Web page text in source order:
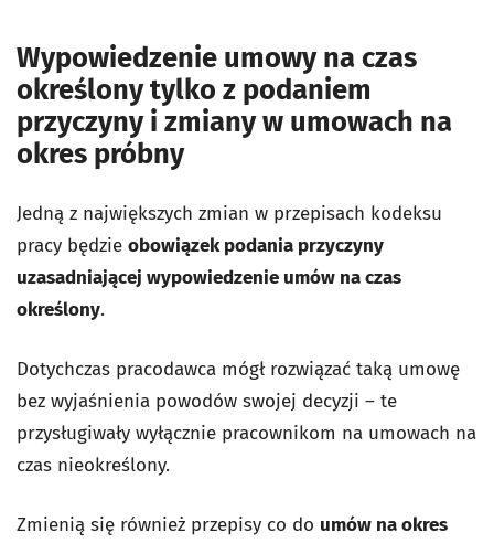
Wypowiedzenie umowy na czas
określony tylko z podaniem
przyczyny i zmiany w umowach na
okres próbny
Jedną z największych zmian w przepisach kodeksu
pracy będzie obowiązek podania przyczyny
uzasadniającej wypowiedzenie umów na czas
określony.
Dotychczas pracodawca mógł rozwiązać taką umowę
bez wyjaśnienia powodów swojej decyzji – te
przysługiwały wyłącznie pracownikom na umowach na
czas nieokreślony.
Zmienią się również przepisy co do umów na okres